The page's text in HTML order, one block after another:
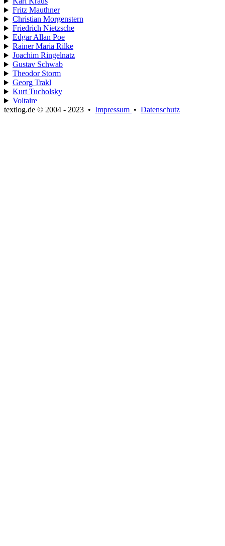
Fritz Mauthner
Christian Morgenstern
Friedrich Nietzsche
Edgar Allan Poe
Rainer Maria Rilke
Joachim Ringelnatz
Gustav Schwab
Theodor Storm
Georg Trakl
Kurt Tucholsky
Voltaire
textlog.de © 2004 - 2023 • Impressum • Datenschutz